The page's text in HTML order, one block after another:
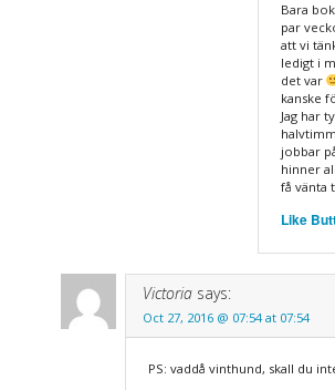
Bara
par
att vi
ledigt i
det var
kanske
Jag har
jobbar
hinner
få vänta
Like
Victoria says:
Oct 27, 2016 @ 07:54 at 07:54
PS: vaddå vinthund, skall du